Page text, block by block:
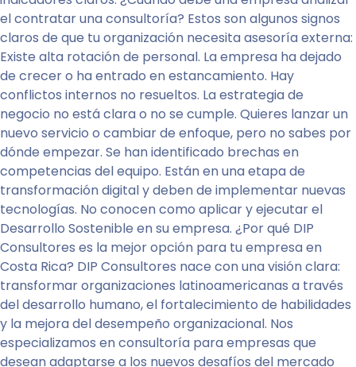
el contratar una consultoría? Estos son algunos signos
claros de que tu organización necesita asesoría externa:
Existe alta rotación de personal. La empresa ha dejado
de crecer o ha entrado en estancamiento. Hay
conflictos internos no resueltos. La estrategia de
negocio no está clara o no se cumple. Quieres lanzar un
nuevo servicio o cambiar de enfoque, pero no sabes por
dónde empezar. Se han identificado brechas en
competencias del equipo. Están en una etapa de
transformación digital y deben de implementar nuevas
tecnologías. No conocen como aplicar y ejecutar el
Desarrollo Sostenible en su empresa. ¿Por qué DIP
Consultores es la mejor opción para tu empresa en
Costa Rica? DIP Consultores nace con una visión clara:
transformar organizaciones latinoamericanas a través
del desarrollo humano, el fortalecimiento de habilidades
y la mejora del desempeño organizacional. Nos
especializamos en consultoría para empresas que
desean adaptarse a los nuevos desafíos del mercado